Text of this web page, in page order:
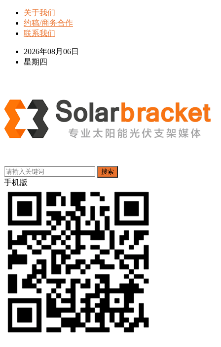
关于我们
约稿/商务合作
联系我们
2026年08月06日
星期四
搜索
手机版